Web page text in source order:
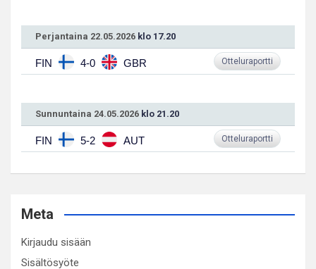
Perjantaina 22.05.2026 klo 17.20
FIN 4-0 GBR Otteluraportti
Sunnuntaina 24.05.2026 klo 21.20
FIN 5-2 AUT Otteluraportti
Meta
Kirjaudu sisään
Sisältösyöte